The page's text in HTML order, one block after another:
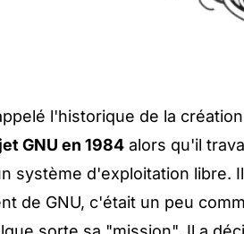
l'historique de la
GNU en 1984 alors qu'il
système d'exploitation libre.
de GNU, c'était un peu